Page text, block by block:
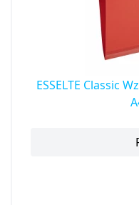
ESSELTE Classic